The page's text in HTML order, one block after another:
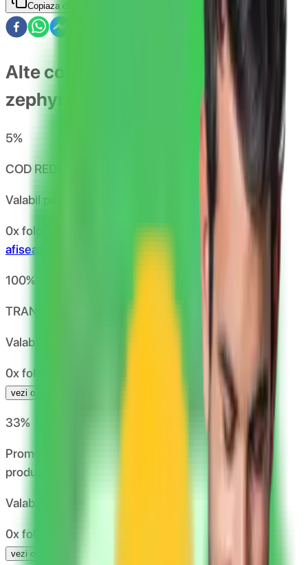
Copiaza codul
Alte coduri de reducere si oferte
zephyrlabs
5%
COD REDUCERE 5% ZEPHYRLABS.RO
Valabil pana la
0x folosit
afiseaza codul
100%
TRANSPORT GRATUIT ZEPHYRLABS.RO
Valabil pana la
0x folosit
vezi oferta
33%
Promotie -33% Mai - Septembrie pentru oricare 2
produse identice de la Melegatti Pharma
Valabil pana la
0x folosit
vezi oferta